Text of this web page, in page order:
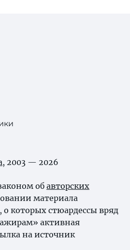
, 2003 — 2026
об авторских
материала
которых стюардессы вряд
активная
на источник